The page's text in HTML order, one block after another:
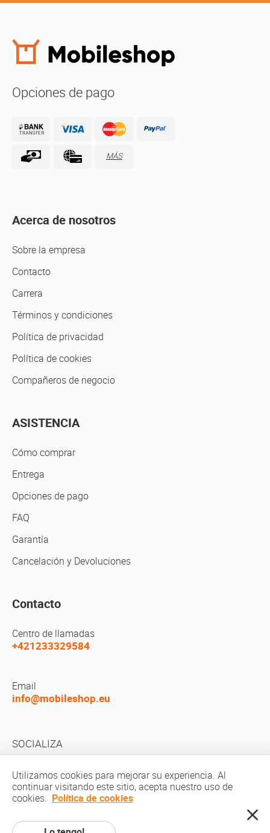
Opciones de pago
MÁS
Acerca de nosotros
Sobre la empresa
Contacto
Carrera
Términos y condiciones
Política de privacidad
Política de cookies
Compañeros de negocio
ASISTENCIA
Cómo comprar
Entrega
Opciones de pago
FAQ
Garantía
Cancelación y Devoluciones
Contacto
Centro de llamadas
+421233329584
Email
info@mobileshop.eu
SOCIALIZA
Derechos de autor © 2010-2026 MobileShop.eu. Todos los derechos
Utilizamos cookies para mejorar su experiencia. Al
continuar visitando este sitio, acepta nuestro uso de
cookies. Política de cookies